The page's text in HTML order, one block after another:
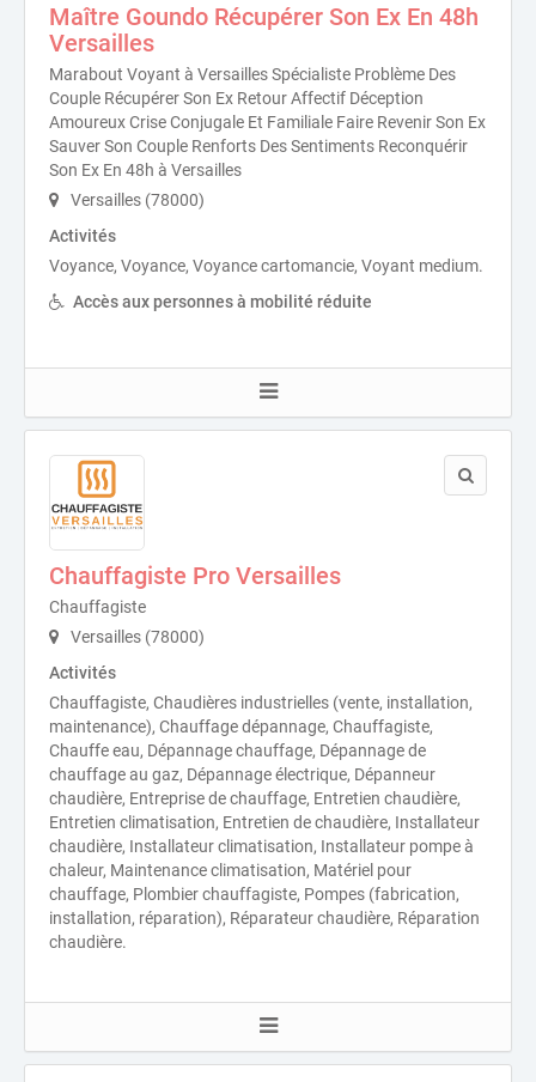
Maître Goundo Récupérer Son Ex En 48h
Versailles
Marabout Voyant à Versailles Spécialiste Problème Des
Couple Récupérer Son Ex Retour Affectif Déception
Amoureux Crise Conjugale Et Familiale Faire Revenir Son Ex
Sauver Son Couple Renforts Des Sentiments Reconquérir
Son Ex En 48h à Versailles
Versailles (78000)
Activités
Voyance, Voyance, Voyance cartomancie, Voyant medium.
Accès aux personnes à mobilité réduite
Chauffagiste Pro Versailles
Chauffagiste
Versailles (78000)
Activités
Chauffagiste, Chaudières industrielles (vente, installation,
maintenance), Chauffage dépannage, Chauffagiste,
Chauffe eau, Dépannage chauffage, Dépannage de
chauffage au gaz, Dépannage électrique, Dépanneur
chaudière, Entreprise de chauffage, Entretien chaudière,
Entretien climatisation, Entretien de chaudière, Installateur
chaudière, Installateur climatisation, Installateur pompe à
chaleur, Maintenance climatisation, Matériel pour
chauffage, Plombier chauffagiste, Pompes (fabrication,
installation, réparation), Réparateur chaudière, Réparation
chaudière.